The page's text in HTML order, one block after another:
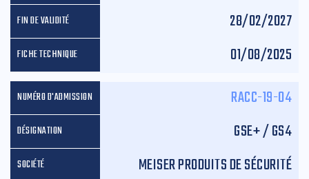
28/02/2027
01/08/2025
RACC-19-04
GSE+ / GS4
MEISER PRODUITS DE SÉCURITÉ